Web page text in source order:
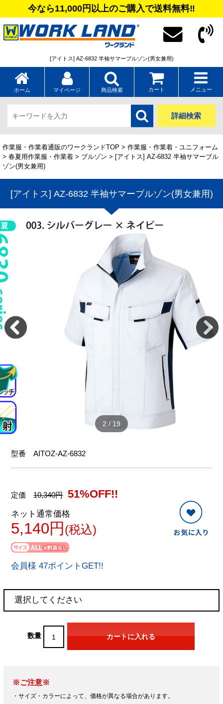
今なら11,000円以上のご購入で送料無料‼
[アイトス] AZ-6832 半袖サマーブルゾン(男女兼用)
ホーム マイページ 商品検索 カート メニュー
詳細検索
作業服・作業着通販のワークランドTOP > 作業服・作業着・ユニフォーム
> 春夏用作業服・作業着 > ブルゾン > [アイトス] AZ-6832 半袖サマーブル
ゾン(男女兼用)
[アイトス] AZ-6832 半袖サマーブルゾン(男女兼用)
2 / 19
型番AITOZ-AZ-6832
定価10,340円 51%OFF!!
ネット通常価格
5,140円 (税込)
会員様 47ポイントGET!!
数量
※ご注意※
・サイズ・カラーによって、価格が異なる場合があります。